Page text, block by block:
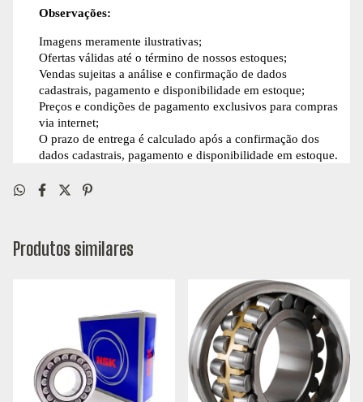
Observações:
Imagens meramente ilustrativas;
Ofertas válidas até o término de nossos estoques;
Vendas sujeitas a análise e confirmação de dados
cadastrais, pagamento e disponibilidade em estoque;
Preços e condições de pagamento exclusivos para compras
via internet;
O prazo de entrega é calculado após a confirmação dos
dados cadastrais, pagamento e disponibilidade em estoque.
Produtos similares